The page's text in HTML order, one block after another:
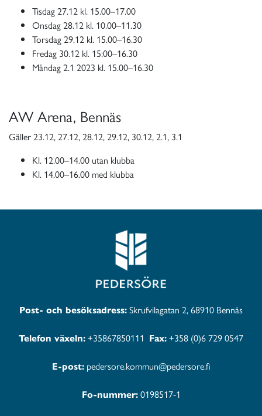
Tisdag 27.12 kl. 15.00–17.00
Onsdag 28.12 kl. 10.00–11.30
Torsdag 29.12 kl. 15.00–16.30
Fredag 30.12 kl. 15:00–16.30
Måndag 2.1 2023 kl. 15.00–16.30
AW Arena, Bennäs
Gäller 23.12, 27.12, 28.12, 29.12, 30.12, 2.1, 3.1
Kl. 12.00–14.00 utan klubba
Kl. 14.00–16.00 med klubba
Post- och besöksadress:Skrufvilagatan 2, 68910 Bennäs
Telefon växeln:+35867850111 Fax:+358 (0)6 729 0547
E-post:pedersore.kommun@pedersore.fi
Fo-nummer:0198517-1